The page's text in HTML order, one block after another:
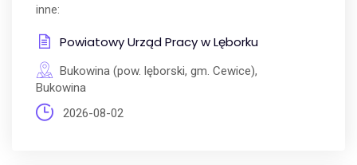
inne:
Powiatowy Urząd Pracy w Lęborku
Bukowina (pow. lęborski, gm. Cewice),
Bukowina
2026-08-02